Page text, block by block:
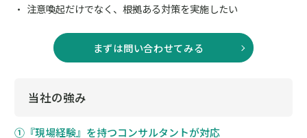
注意喚起だけでなく、根拠ある対策を実施したい
まずは問い合わせてみる
当社の強み
①『現場経験』を持つコンサルタントが対応